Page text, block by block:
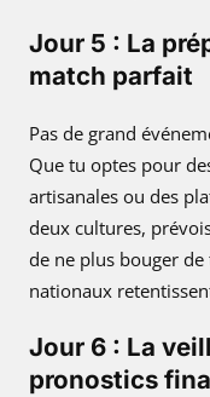
Jour 5 : La
match parfait
Pas de grand
Que tu optes pour
artisanales ou des
deux cultures,
de ne plus bouger
nationaux
Jour 6 : La
pronostics